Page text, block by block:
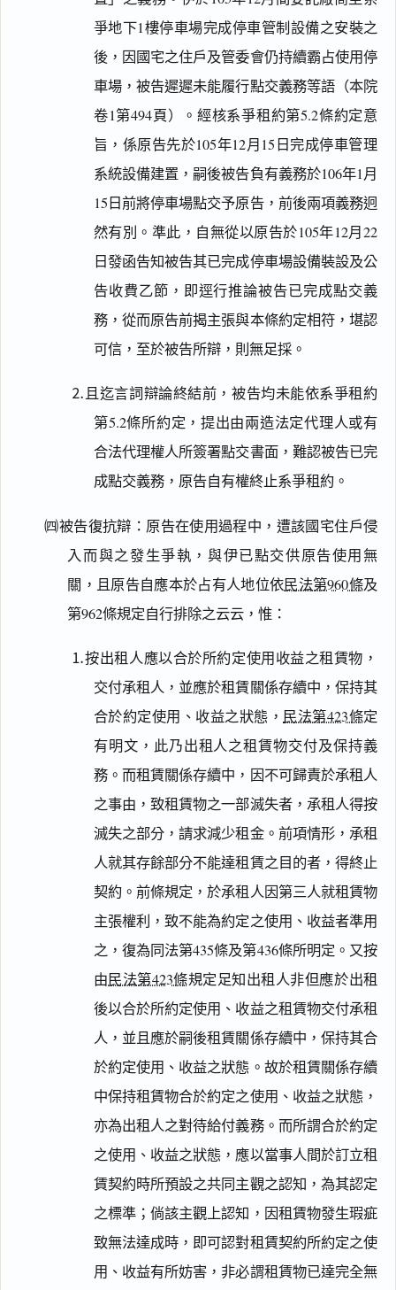
爭地下1樓停車場完成停車管制設備之安裝之
後，因國宅之住戶及管委會仍持續霸占使用停
車場，被告遲遲未能履行點交義務等語（本院
卷1第494頁）。經核系爭租約第5.2條約定意
旨，係原告先於105年12月15日完成停車管理
系統設備建置，嗣後被告負有義務於106年1月
15日前將停車場點交予原告，前後兩項義務迥
然有別。準此，自無從以原告於105年12月22
日發函告知被告其已完成停車場設備裝設及公
告收費乙節，即逕行推論被告已完成點交義
務，從而原告前揭主張與本條約定相符，堪認
可信，至於被告所辯，則無足採。
⒉且迄言詞辯論終結前，被告均未能依系爭租約
第5.2條所約定，提出由兩造法定代理人或有
合法代理權人所簽署點交書面，難認被告已完
成點交義務，原告自有權終止系爭租約。
㈣被告復抗辯：原告在使用過程中，遭該國宅住戶侵
入而與之發生爭執，與伊已點交供原告使用無
關，且原告自應本於占有人地位依民法第960條及
第962條規定自行排除之云云，惟：
⒈按出租人應以合於所約定使用收益之租賃物，
交付承租人，並應於租賃關係存續中，保持其
合於約定使用、收益之狀態，民法第423條定
有明文，此乃出租人之租賃物交付及保持義
務。而租賃關係存續中，因不可歸責於承租人
之事由，致租賃物之一部滅失者，承租人得按
滅失之部分，請求減少租金。前項情形，承租
人就其存餘部分不能達租賃之目的者，得終止
契約。前條規定，於承租人因第三人就租賃物
主張權利，致不能為約定之使用、收益者準用
之，復為同法第435條及第436條所明定。又按
由民法第423條規定足知出租人非但應於出租
後以合於所約定使用、收益之租賃物交付承租
人，並且應於嗣後租賃關係存續中，保持其合
於約定使用、收益之狀態。故於租賃關係存續
中保持租賃物合於約定之使用、收益之狀態，
亦為出租人之對待給付義務。而所謂合於約定
之使用、收益之狀態，應以當事人間於訂立租
賃契約時所預設之共同主觀之認知，為其認定
之標準；倘該主觀上認知，因租賃物發生瑕疵
致無法達成時，即可認對租賃契約所約定之使
用、收益有所妨害，非必謂租賃物已達完全無